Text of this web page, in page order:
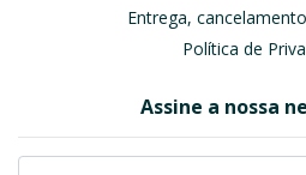
Entrega,
Política de
Assine a nossa